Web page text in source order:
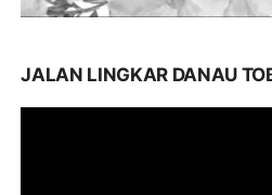
JALAN LINGKAR DANAU